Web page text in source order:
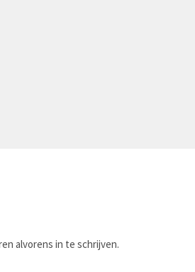
alvorens in te schrijven.